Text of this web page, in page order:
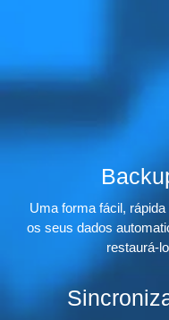
Uma forma fácil,
os seus dados
restaurá-